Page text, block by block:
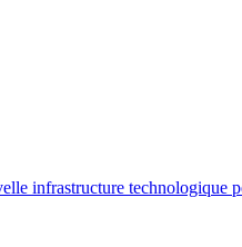
infrastructure technologique